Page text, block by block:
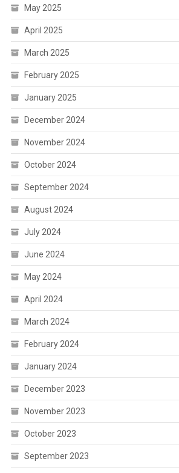
May 2025
April 2025
March 2025
February 2025
January 2025
December 2024
November 2024
October 2024
September 2024
August 2024
July 2024
June 2024
May 2024
April 2024
March 2024
February 2024
January 2024
December 2023
November 2023
October 2023
September 2023